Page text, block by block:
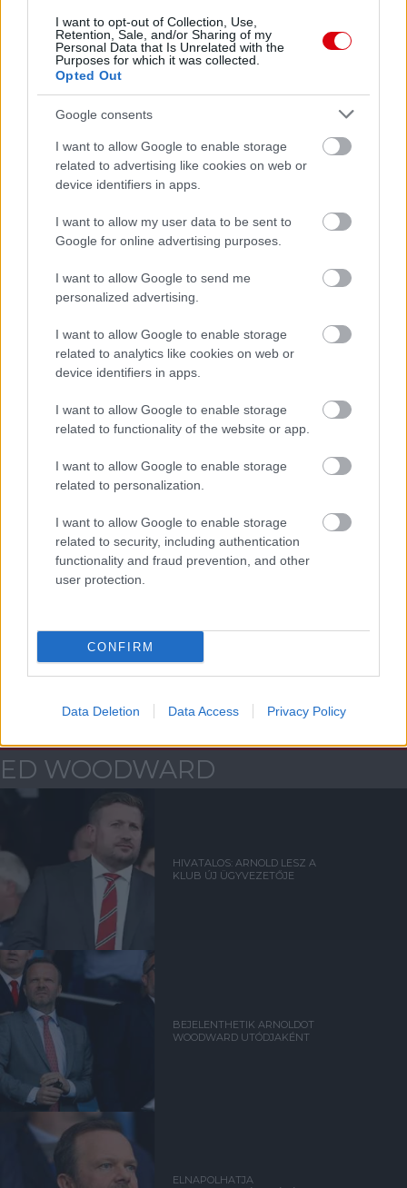
I want to opt-out of Collection, Use,
Retention, Sale, and/or Sharing of my
Personal Data that Is Unrelated with the
Purposes for which it was collected.
Opted Out
Google consents
I want to allow Google to enable storage
related to advertising like cookies on web or
device identifiers in apps.
I want to allow my user data to be sent to
Google for online advertising purposes.
I want to allow Google to send me
personalized advertising.
I want to allow Google to enable storage
related to analytics like cookies on web or
device identifiers in apps.
I want to allow Google to enable storage
related to functionality of the website or app.
I want to allow Google to enable storage
related to personalization.
I want to allow Google to enable storage
related to security, including authentication
functionality and fraud prevention, and other
user protection.
CONFIRM
Data Deletion Data Access Privacy Policy
Meccs Center
Paris Saint-Germainvs
Felkészülési szezon 4. mérkőzés
2026-08-08 17:00
Leeds UnitedvsManchester United2026-08-12 20:30
ELŐZŐ MÉRKŐZÉSEK
Támogatás
Támogasd adományoddal
a ManUtdFanatics.hu működését!
Kapcsolódó hírek
ED WOODWARD
HIVATALOS: ARNOLD LESZ A
KLUB ÚJ ÜGYVEZETŐJE
BEJELENTHETIK ARNOLDOT
WOODWARD UTÓDJAKÉNT
ELNAPOLHATJA